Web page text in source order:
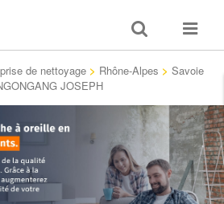
Toggle
search
Toggle
de nettoyage > Rhône-Alpes > Savoie
JOSEPH